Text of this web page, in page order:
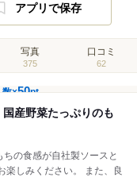
アプリで保存
写真
375
口コミ
62
数×50pt
産野菜たっぷりのも
の食感が自社製ソースと
楽しみください。 また、良